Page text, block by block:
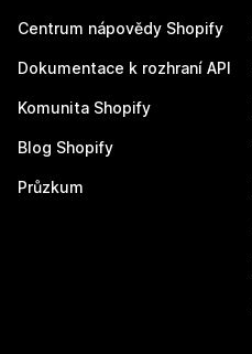
Centrum nápovědy Shopify
Dokumentace k rozhraní API
Komunita Shopify
Blog Shopify
Průzkum